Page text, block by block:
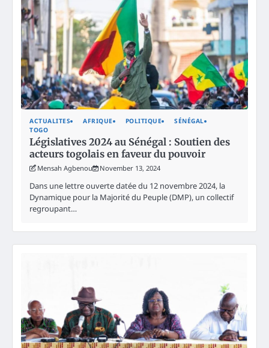
ACTUALITES AFRIQUE POLITIQUE
SÉNÉGAL
TOGO
Législatives 2024 au Sénégal : Soutien des
acteurs togolais en faveur du pouvoir
Mensah Agbenou November 13, 2024
Dans une lettre ouverte datée du 12 novembre 2024, la
Dynamique pour la Majorité du Peuple (DMP), un collectif
regroupant…